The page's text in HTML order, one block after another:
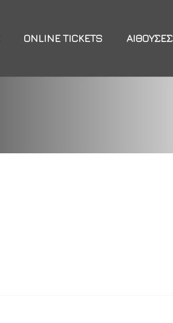
ONLINE TICKETS ΑΊΘΟΥΣΕΣ